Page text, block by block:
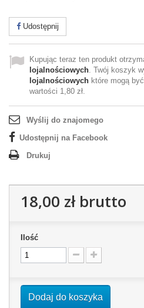
Udostępnij
Kupując teraz ten produkt
lojalnościowych. Twój koszyk
lojalnościowych które mogą
wartości 1,80 zł.
Wyślij do znajomego
Udostępnij na Facebook
Drukuj
18,00 złbrutto
Ilość
Dodaj do koszyka